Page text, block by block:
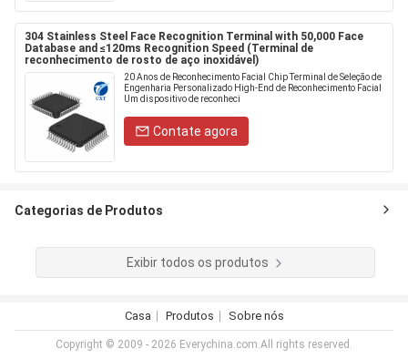
304 Stainless Steel Face Recognition Terminal with 50,000 Face
Database and ≤120ms Recognition Speed (Terminal de
reconhecimento de rosto de aço inoxidável)
20 Anos de Reconhecimento Facial Chip Terminal de Seleção de
Engenharia Personalizado High-End de Reconhecimento Facial
Um dispositivo de reconheci
Contate agora
Categorias de Produtos
Exibir todos os produtos
Casa Produtos Sobre nós
Copyright © 2009 - 2026 Everychina.com.All rights reserved.